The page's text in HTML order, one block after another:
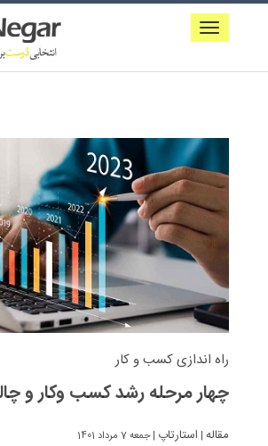
راه اندازی کسب و کار
چهار مرحله رشد کسب وکار و
مقاله | استارتاپ | جمعه 7 مرداد 1401